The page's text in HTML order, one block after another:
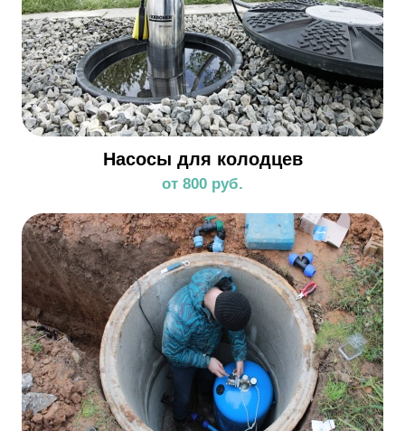
Насосы для колодцев
от 800 руб.